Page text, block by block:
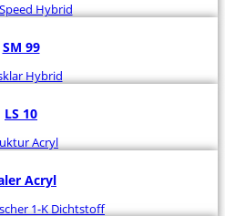
Hybrid
SM 99
Hybrid
LS 10
Acryl
Acryl
1-K Dichtstoff